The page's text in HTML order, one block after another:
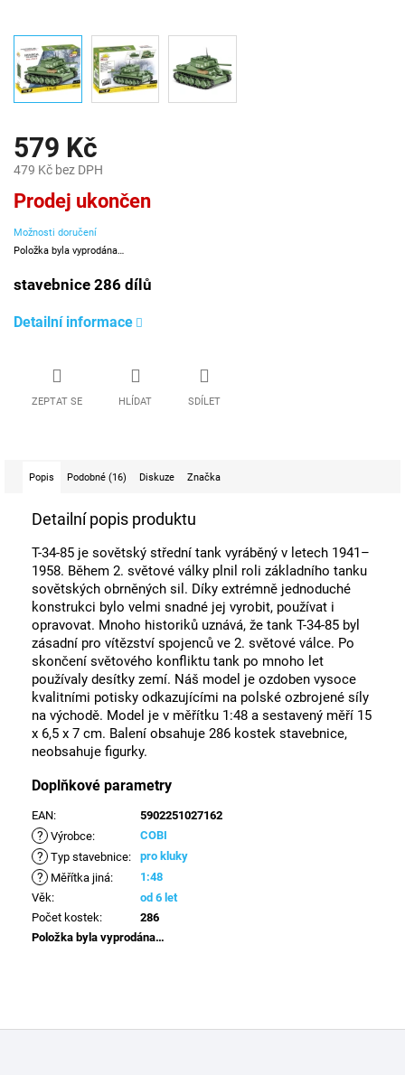
579 Kč
479 Kč bez DPH
Měrná
cena:
Prodej ukončen
Možnosti doručení
Položka byla vyprodána…
stavebnice 286 dílů
Detailní informace
ZEPTAT SE HLÍDAT SDÍLET
Popis Podobné (16) Diskuze Značka
Detailní popis produktu
T-34-85 je sovětský střední tank vyráběný v letech 1941–
1958. Během 2. světové války plnil roli základního tanku
sovětských obrněných sil. Díky extrémně jednoduché
konstrukci bylo velmi snadné jej vyrobit, používat i
opravovat. Mnoho historiků uznává, že tank T-34-85 byl
zásadní pro vítězství spojenců ve 2. světové válce. Po
skončení světového konfliktu tank po mnoho let
používaly desítky zemí. Náš model je ozdoben vysoce
kvalitními potisky odkazujícími na polské ozbrojené síly
na východě. Model je v měřítku 1:48 a sestavený měří 15
x 6,5 x 7 cm. Balení obsahuje 286 kostek stavebnice,
neobsahuje figurky.
Doplňkové parametry
EAN: 5902251027162
? Výrobce: COBI
? Typ stavebnice: pro kluky
? Měřítka jiná:
1:48
Věk:
od 6 let
Počet kostek:
286
Položka byla vyprodána…